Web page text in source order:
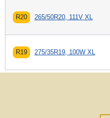
R20 265/50R20, 111V XL
R19 275/35R19, 100W XL